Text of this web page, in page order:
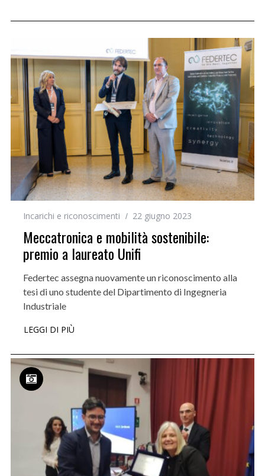
Incarichi e riconoscimenti 22 giugno 2023
Meccatronica e mobilità sostenibile:
premio a laureato Unifi
Federtec assegna nuovamente un riconoscimento alla
tesi di uno studente del Dipartimento di Ingegneria
Industriale
LEGGI DI PIÙ